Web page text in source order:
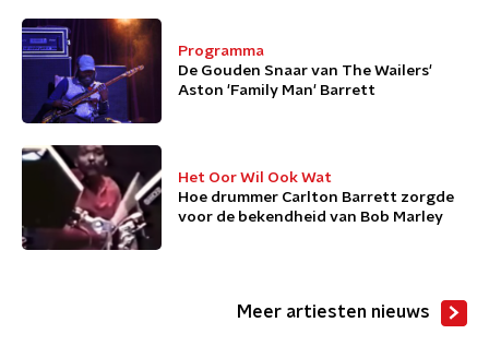
Programma
De Gouden Snaar van The Wailers'
Aston 'Family Man' Barrett
Het Oor Wil Ook Wat
Hoe drummer Carlton Barrett zorgde
voor de bekendheid van Bob Marley
Meer artiesten nieuws